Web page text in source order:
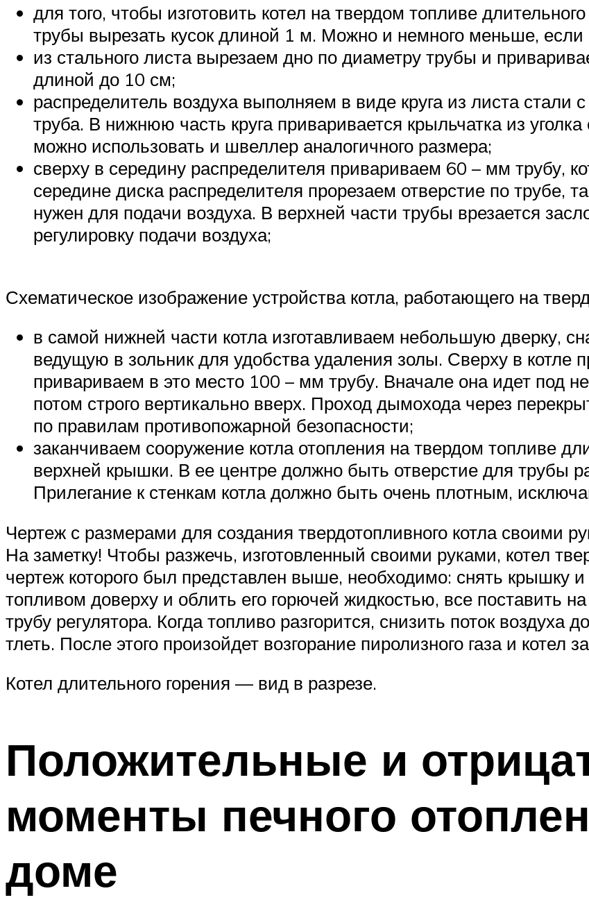
для того, чтобы изготовить котел на твердом топливе
трубы вырезать кусок длиной 1 м. Можно и немного меньше, если
из стального листа вырезаем дно по диаметру трубы и
длиной до 10 см;
распределитель воздуха выполняем в виде круга из листа
труба. В нижнюю часть круга приваривается крыльчатка из
можно использовать и швеллер аналогичного размера;
сверху в середину распределителя привариваем 60 – мм трубу,
середине диска распределителя прорезаем отверстие по трубе,
нужен для подачи воздуха. В верхней части трубы врезается
регулировку подачи воздуха;
Схематическое изображение устройства котла, работающего на
в самой нижней части котла изготавливаем небольшую дверку,
ведущую в зольник для удобства удаления золы. Сверху в котле
привариваем в это место 100 – мм трубу. Вначале она идет под
потом строго вертикально вверх. Проход дымохода через
по правилам противопожарной безопасности;
заканчиваем сооружение котла отопления на твердом топливе
верхней крышки. В ее центре должно быть отверстие для трубы
Прилегание к стенкам котла должно быть очень плотным,
Чертеж с размерами для создания твердотопливного котла своими
На заметку! Чтобы разжечь, изготовленный своими руками, котел
чертеж которого был представлен выше, необходимо: снять крышку и
топливом доверху и облить его горючей жидкостью, все поставить
трубу регулятора. Когда топливо разгорится, снизить поток
тлеть. После этого произойдет возгорание пиролизного газа и котел
Котел длительного горения — вид в разрезе.
Положительные и
моменты печного
доме